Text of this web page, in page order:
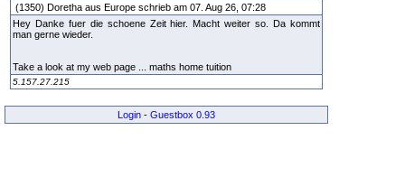
(1350) Doretha aus Europe schrieb am 07. Aug 26, 07:28
Hey Danke fuer die schoene Zeit hier. Macht weiter so. Da kommt
man gerne wieder.
Take a look at my web page ... maths home tuition
5.157.27.215
Login - Guestbox 0.93